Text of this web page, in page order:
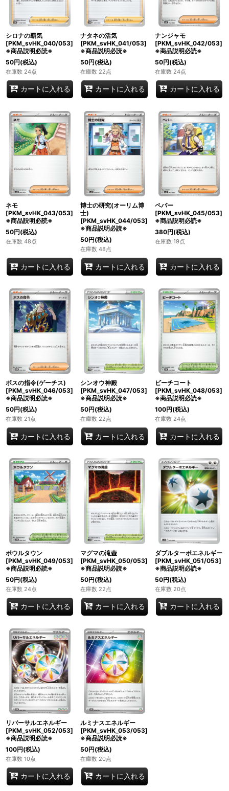
シロナの覇気
[PKM_svHK_040/053]
※商品説明必読※
50円(税込)
在庫数 24点
カートに入れる
ナタネの活気
[PKM_svHK_041/053]
※商品説明必読※
50円(税込)
在庫数 22点
カートに入れる
ナンジャモ
[PKM_svHK_042/053]
※商品説明必読※
50円(税込)
在庫数 24点
カートに入れる
ネモ
[PKM_svHK_043/053]
※商品説明必読※
50円(税込)
在庫数 48点
カートに入れる
博士の研究(オーリム博
士)
[PKM_svHK_044/053]
※商品説明必読※
50円(税込)
在庫数 48点
カートに入れる
ペパー
[PKM_svHK_045/053]
※商品説明必読※
380円(税込)
在庫数 19点
カートに入れる
ボスの指令(ゲーチス)
[PKM_svHK_046/053]
※商品説明必読※
50円(税込)
在庫数 21点
カートに入れる
シンオウ神殿
[PKM_svHK_047/053]
※商品説明必読※
50円(税込)
在庫数 22点
カートに入れる
ビーチコート
[PKM_svHK_048/053]
※商品説明必読※
100円(税込)
在庫数 24点
カートに入れる
ボウルタウン
[PKM_svHK_049/053]
※商品説明必読※
50円(税込)
在庫数 24点
カートに入れる
マグマの滝壺
[PKM_svHK_050/053]
※商品説明必読※
50円(税込)
在庫数 22点
カートに入れる
ダブルターボエネルギー
[PKM_svHK_051/053]
※商品説明必読※
50円(税込)
在庫数 20点
カートに入れる
リバーサルエネルギー
[PKM_svHK_052/053]
※商品説明必読※
100円(税込)
在庫数 10点
カートに入れる
ルミナスエネルギー
[PKM_svHK_053/053]
※商品説明必読※
50円(税込)
在庫数 20点
カートに入れる